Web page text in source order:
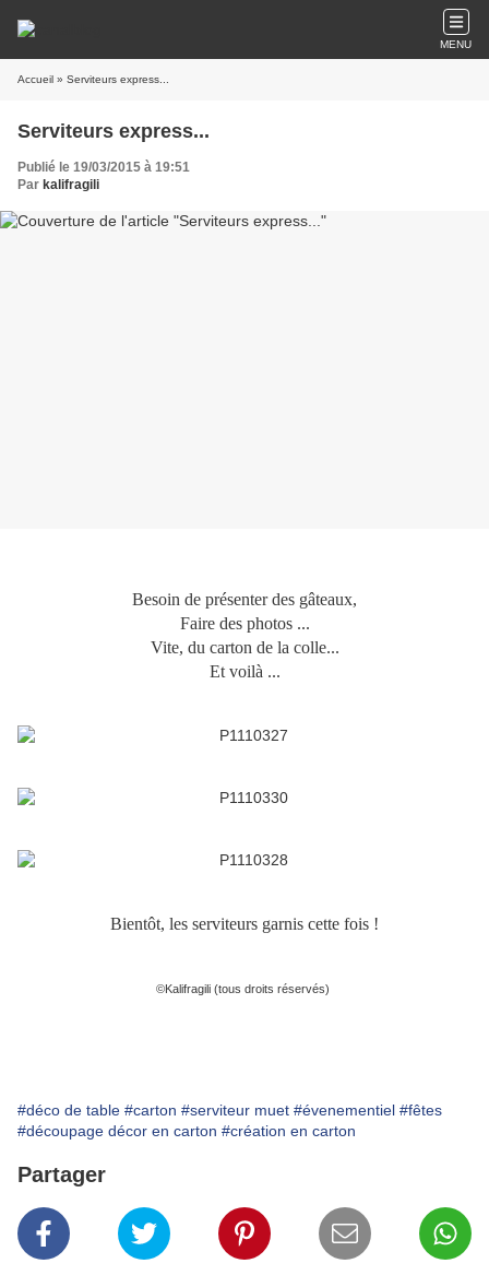
MENU
Accueil » Serviteurs express...
Serviteurs express...
Publié le 19/03/2015 à 19:51
Par kalifragili
Besoin de présenter des gâteaux,
Faire des photos ...
Vite, du carton de la colle...
Et voilà ...
Bientôt, les serviteurs garnis cette fois !
©Kalifragili (tous droits réservés)
#déco de table #carton #serviteur muet #évenementiel #fêtes
#découpage décor en carton #création en carton
Partager